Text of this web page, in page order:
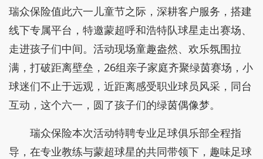
瑞众保险值此六一儿童节之际，深耕客户服务，搭建
线下专属平台，特邀蒙超呼和浩特队球星走出赛场、
走进孩子们中间。活动现场童趣盎然、欢乐氛围拉
满，打破距离壁垒，26组亲子家庭齐聚绿茵赛场，小
球迷们不止于远观，近距离感受职业球员风采，同台
互动，这个六一，圆了孩子们的绿茵偶像梦。
瑞众保险本次活动特聘专业足球俱乐部全程指
导，在专业教练与蒙超球星的共同带领下，趣味足球